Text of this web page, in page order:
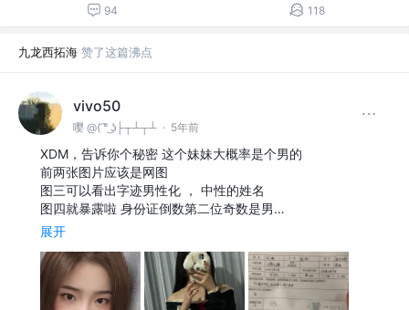
94 118
九龙西拓海 赞了这篇沸点
vivo50
嘤 @( ͡° ͜ʖ├┬┴┬┴ · 5年前
XDM，告诉你个秘密 这个妹妹大概率是个男的
前两张图片应该是网图
图三可以看出字迹男性化 ， 中性的姓名
图四就暴露啦 身份证倒数第二位奇数是男…
展开